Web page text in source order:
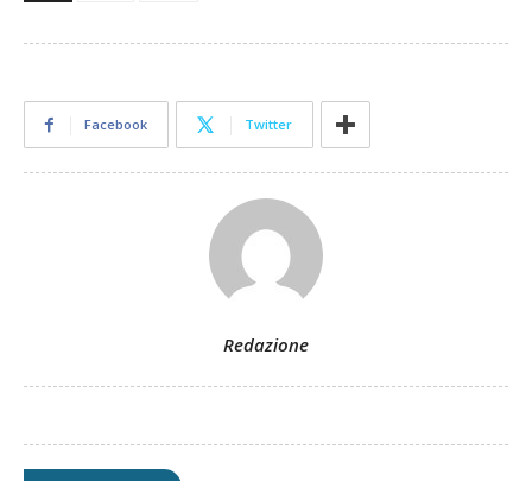
Facebook Twitter
Redazione